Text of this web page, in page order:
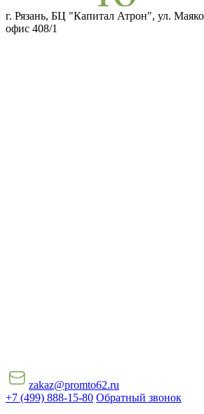
г. Рязань, БЦ "Капитал Атрон", ул.
офис 408/1
zakaz@promto62.ru
+7 (499) 888-15-80 Обратный звонок